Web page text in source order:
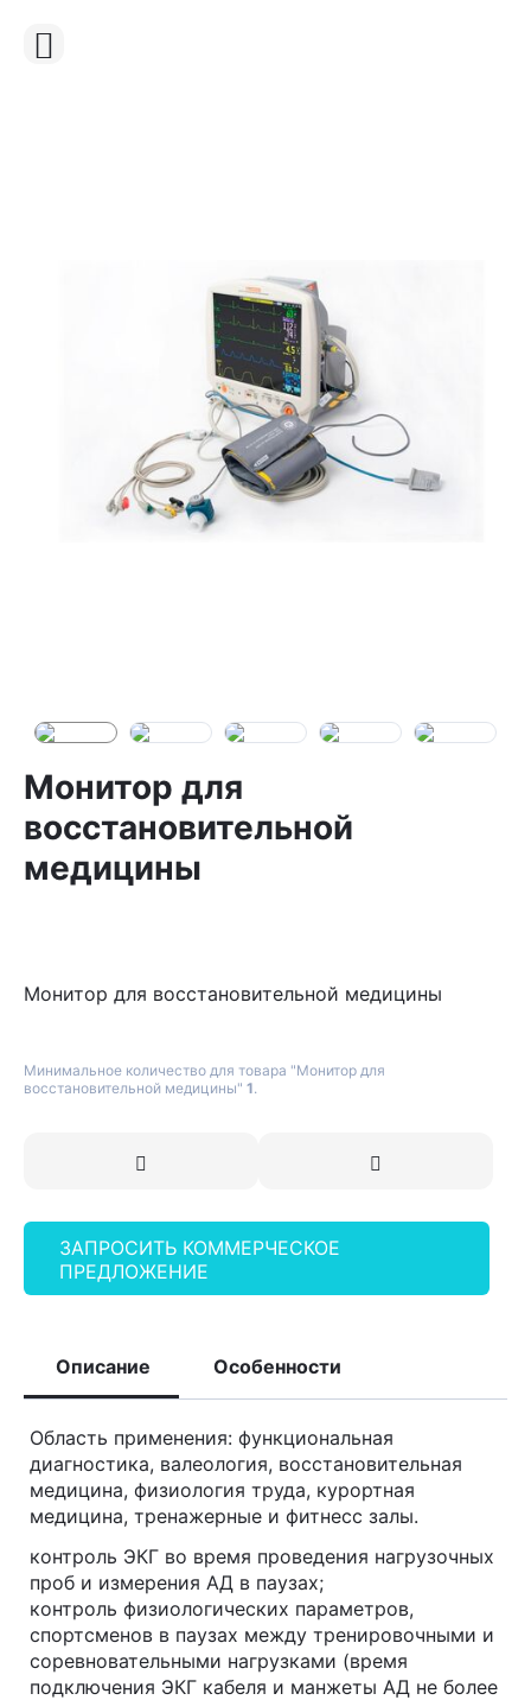
Монитор для
восстановительной
медицины
Монитор для восстановительной медицины
Минимальное количество для товара "Монитор для
восстановительной медицины" 1.
ЗАПРОСИТЬ КОММЕРЧЕСКОЕ
ПРЕДЛОЖЕНИЕ
Описание Особенности
Область применения: функциональная
диагностика, валеология, восстановительная
медицина, физиология труда, курортная
медицина, тренажерные и фитнесс залы.
контроль ЭКГ во время проведения нагрузочных
проб и измерения АД в паузах;
контроль физиологических параметров,
спортсменов в паузах между тренировочными и
соревновательными нагрузками (время
подключения ЭКГ кабеля и манжеты АД не более